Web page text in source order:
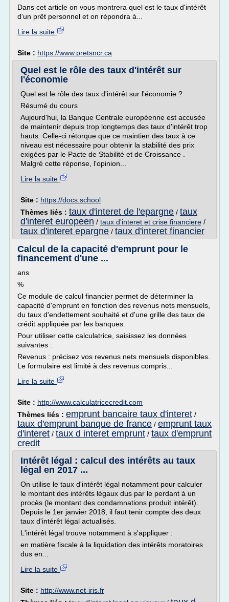
Dans cet article on vous montrera quel est le taux d'intérêt
d'un prêt personnel et on répondra à...
Lire la suite
Site : https://www.pretsncr.ca
Quel est le rôle des taux d'intérêt sur
l'économie
Quel est le rôle des taux d'intérêt sur l'économie ?
Résumé du cours
Aujourd'hui, la Banque Centrale européenne est accusée
de maintenir depuis trop longtemps des taux d'intérêt trop
hauts. Celle-ci rétorque que ce maintien des taux à ce
niveau est nécessaire pour obtenir la stabilité des prix
exigées par le Pacte de Stabilité et de Croissance .
Malgré cette réponse, l'opinion...
Lire la suite
Site : https://docs.school
Thèmes liés : taux d'interet de l'epargne / taux
d'interet europeen / taux d'interet et crise financiere /
taux d'interet epargne / taux d'interet financier
Calcul de la capacité d'emprunt pour le
financement d'une ...
ans
%
Ce module de calcul financier permet de déterminer la
capacité d'emprunt en fonction des revenus nets mensuels,
du taux d'endettement souhaité et d'une grille des taux de
crédit appliquée par les banques.
Pour utiliser cette calculatrice, saisissez les données
suivantes :
Revenus : précisez vos revenus nets mensuels disponibles.
Le formulaire est limité à des revenus compris...
Lire la suite
Site : http://www.calculatricecredit.com
Thèmes liés : emprunt bancaire taux d'interet /
taux d'emprunt banque de france / emprunt taux
d'interet / taux d interet emprunt / taux d'emprunt
credit
Intérêt légal : calcul des intérêts au taux
légal en 2017 ...
On utilise le taux d'intérêt légal notamment pour calculer
le montant des intérêts légaux dus par le perdant à un
procès (le montant des condamnations produit intérêt).
Depuis le 1er janvier 2018, il faut tenir compte des deux
taux d'intérêt légal actualisés.
L'intérêt légal trouve notamment à s'appliquer :
en matière fiscale à la liquidation des intérêts moratoires
dus en...
Lire la suite
Site : http://www.net-iris.fr